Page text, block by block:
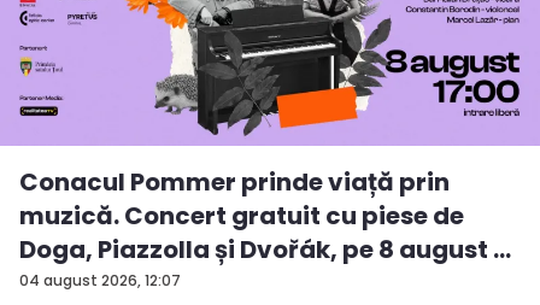
04 august 2026, 12:07
Conacul Pommer prinde viață prin
muzică. Concert gratuit cu piese de
Doga, Piazzolla și Dvořák, pe 8 august ...